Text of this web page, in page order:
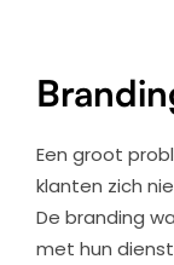
Een groot
klanten zich
De branding
met hun